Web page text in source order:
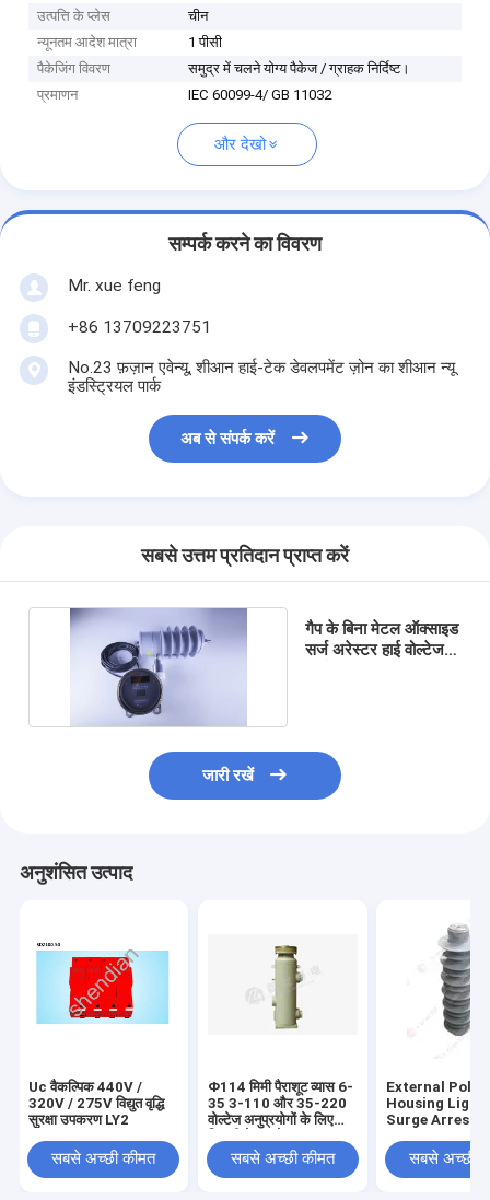
उत्पत्ति के प्लेस
चीन
न्यूनतम आदेश मात्रा
1 पीसी
पैकेजिंग विवरण
समुद्र में चलने योग्य पैकेज / ग्राहक निर्दिष्ट।
प्रमाणन
IEC 60099-4/ GB 11032
और देखो
सम्पर्क करने का विवरण
Mr. xue feng
+86 13709223751
No.23 फ़ज़ान एवेन्यू, शीआन हाई-टेक डेवलपमेंट ज़ोन का शीआन न्यू
इंडस्ट्रियल पार्क
अब से संपर्क करें
सबसे उत्तम प्रतिदान प्राप्त करें
गैप के बिना मेटल ऑक्साइड
सर्ज अरेस्टर हाई वोल्टेज
जारी रखें
अनुशंसित उत्पाद
Uc वैकल्पिक 440V /
320V / 275V विद्युत वृद्धि
सुरक्षा उपकरण LY2
सबसे अच्छी कीमत
Φ114 मिमी पैराशूट व्यास 6-
35 3-110 और 35-220
वोल्टेज अनुप्रयोगों के लिए
सबसे अच्छी कीमत
External
Housing
Surge
सबसे अच्छी